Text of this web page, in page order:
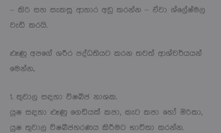
– කිරි සහ සැකසූ ආහාර අඩු කරන්න – ඒවා ශ්ලේෂ්මල
වැඩි කරයි.
ළූණු අපගේ ශරීර පද්ධතියට කරන තවත් ආශ්චර්යයන්
මෙන්න..
1. තුවාල සඳහා විෂබීජ නාශක.
යුෂ සඳහා ළූණු ගෙඩියක් කපා, කැට කපා හෝ මිරිකා,
යුෂ තුවාල විෂබීජහරණය කිරීමට භාවිතා කරන්න.